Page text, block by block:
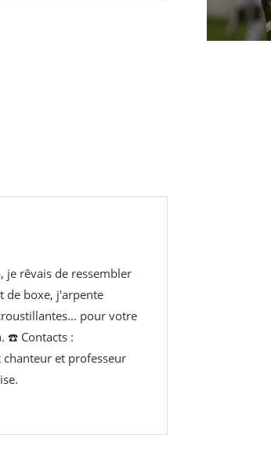
je rêvais de ressembler
de boxe, j'arpente
pour votre
☎️ Contacts :
et professeur